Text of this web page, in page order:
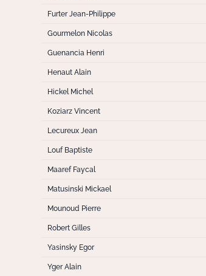
Furter Jean-Philippe
Gourmelon Nicolas
Guenancia Henri
Henaut Alain
Hickel Michel
Koziarz Vincent
Lecureux Jean
Louf Baptiste
Maaref Faycal
Matusinski Mickael
Mounoud Pierre
Robert Gilles
Yasinsky Egor
Yger Alain